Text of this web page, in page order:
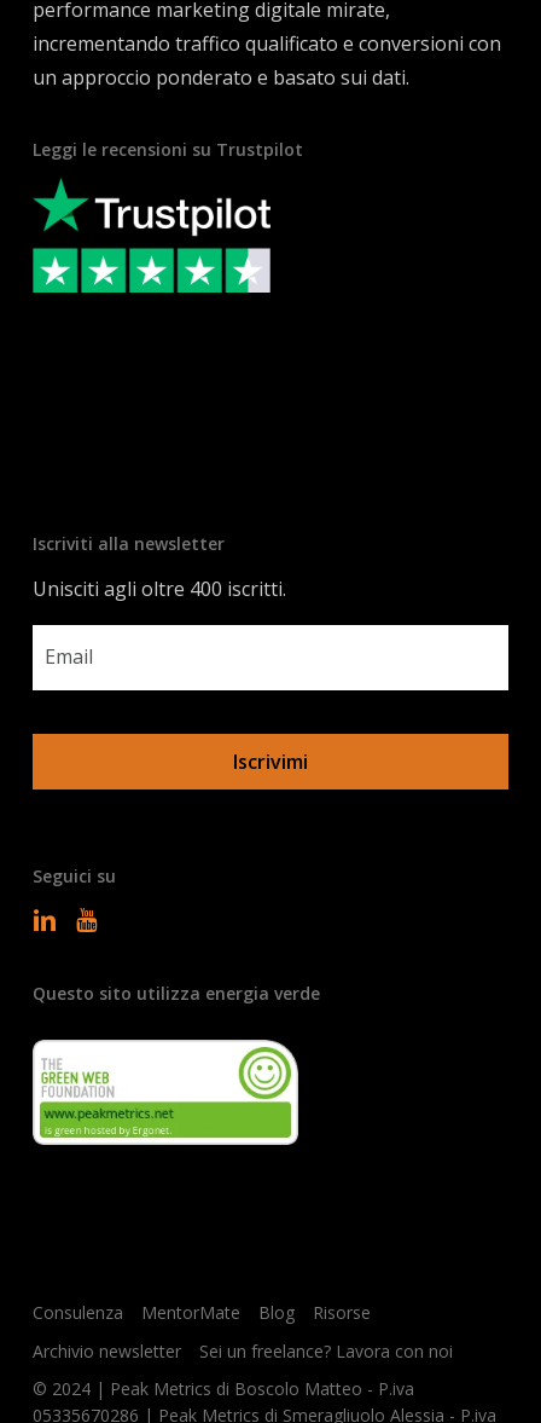
performance marketing digitale mirate,
incrementando traffico qualificato e conversioni con
un approccio ponderato e basato sui dati.
Leggi le recensioni su Trustpilot
Iscriviti alla newsletter
Unisciti agli oltre 400 iscritti.
Email
Seguici su
Questo sito utilizza energia verde
Consulenza MentorMate Blog
Risorse
Archivio newsletter
Sei un freelance? Lavora con noi
© 2024 | Peak Metrics di Boscolo Matteo - P.iva
05335670286 | Peak Metrics di Smeragliuolo Alessia - P.iva